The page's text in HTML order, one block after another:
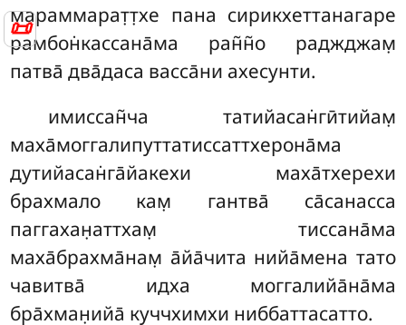
📜
мараммарат̣т̣хе пана сирикхеттанагаре
рамбон̇кассана̄ма ран̃н̃о раджджам̣
патва̄ два̄даса васса̄ни ахесунти.
имиссан̃ча татийасан̇гӣтийам̣
маха̄моггалипуттатиссаттхерона̄ма
дутийасан̇га̄йакехи маха̄тхерехи
брахмало кам̣ гантва̄ са̄санасса
паггахан̣аттхам̣ тиссана̄ма
маха̄брахма̄нам̣ а̄йа̄чита нийа̄мена тато
чавитва̄ идха моггалийа̄на̄ма
бра̄хман̣ийа̄ куччхимхи ниббаттасатто.